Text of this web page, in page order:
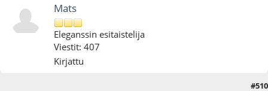
Mats
Eleganssin esitaistelija
Viestit: 407
Kirjattu
#510